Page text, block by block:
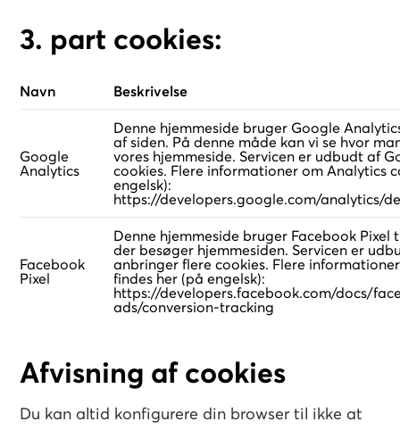
3. part cookies:
Navn Beskrivelse
Google
Analytics
Denne hjemmeside bruger Google
af siden. På denne måde kan vi se hvor
vores hjemmeside. Servicen er udbudt af
cookies. Flere informationer om Analytics
engelsk):
https://developers.google.com/analytics/
Facebook
Pixel
Denne hjemmeside bruger Facebook
der besøger hjemmesiden. Servicen er
anbringer flere cookies. Flere
findes her (på engelsk):
https://developers.facebook.com/docs/
ads/conversion-tracking
Afvisning af cookies
Du kan altid konfigurere din browser til ikke at